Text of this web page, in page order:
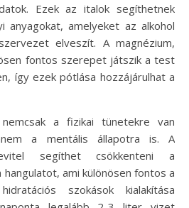
Ezek az italok segíthetnek
anyagokat, amelyeket az alkohol
elveszít. A magnézium,
fontos szerepet játszik a test
így ezek pótlása hozzájárulhat a
a fizikai tünetekre van
a mentális állapotra is. A
segíthet csökkenteni a
ami különösen fontos a
szokások kialakítása